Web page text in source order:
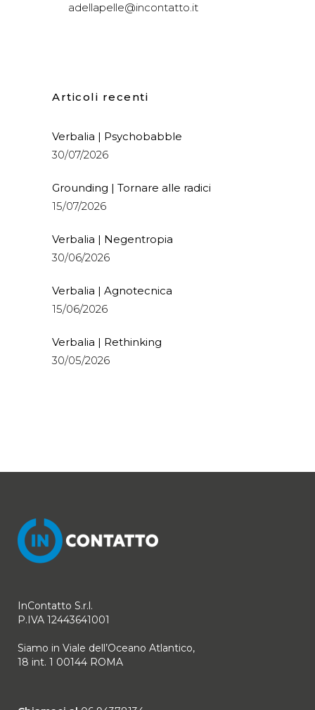
adellapelle@incontatto.it
Articoli recenti
Verbalia | Psychobabble
30/07/2026
Grounding | Tornare alle radici
15/07/2026
Verbalia | Negentropia
30/06/2026
Verbalia | Agnotecnica
15/06/2026
Verbalia | Rethinking
30/05/2026
InContatto S.r.l.
P.IVA 12443641001
Siamo in Viale dell’Oceano Atlantico,
18 int. 1 00144 ROMA